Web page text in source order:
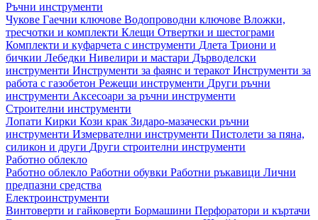
Ръчни инструменти
Чукове Гаечни ключове Водопроводни ключове Вложки,
тресчотки и комплекти Клещи Отвертки и шестограми
Комплекти и куфарчета с инструменти Длета Триони и
бичкии Лебедки Нивелири и мастари Дърводелски
инструменти Инструменти за фаянс и теракот Инструменти за
работа с газобетон Режещи инструменти Други ръчни
инструменти Аксесоари за ръчни инструменти
Строителни инструменти
Лопати Кирки Кози крак Зидаро-мазачески ръчни
инструменти Измервателни инструменти Пистолети за пяна,
силикон и други Други строителни инструменти
Работно облекло
Работно облекло Работни обувки Работни ръкавици Лични
предпазни средства
Електроинструменти
Винтоверти и гайковерти Бормашини Перфоратори и къртачи